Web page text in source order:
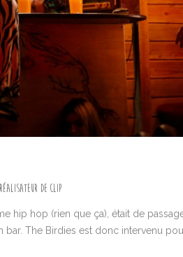
réalisateur de clip
hip hop (rien que ça), était de
The Birdies est donc intervenu